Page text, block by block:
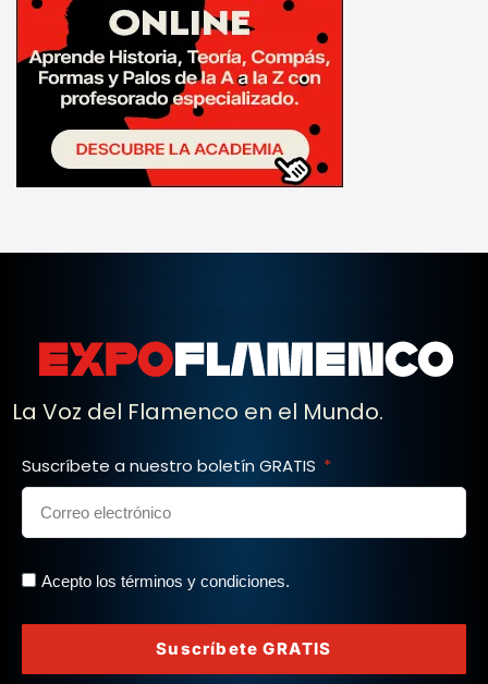
La Voz del Flamenco en el Mundo.
Suscríbete a nuestro boletín GRATIS
Acepto los términos y condiciones.
Suscríbete GRATIS